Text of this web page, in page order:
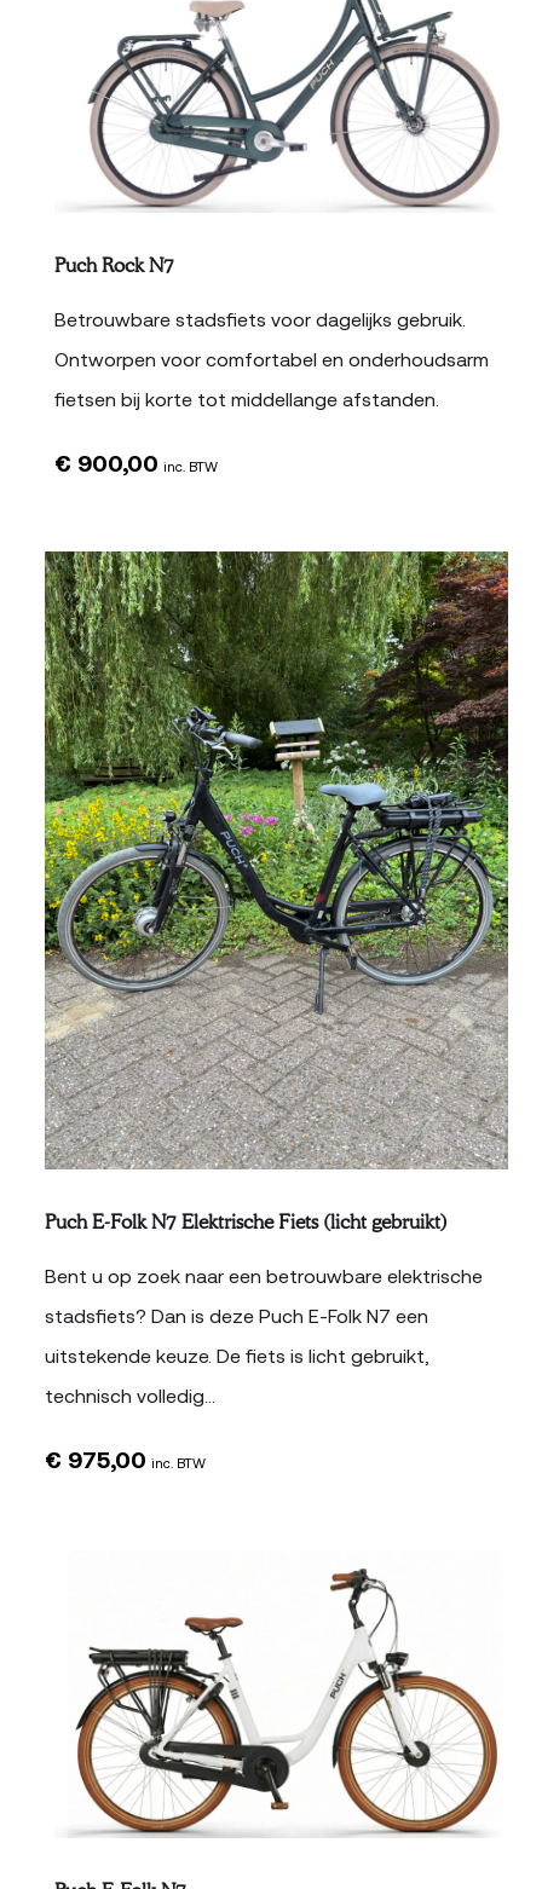
Puch Rock N7
Betrouwbare stadsfiets voor dagelijks gebruik.
Ontworpen voor comfortabel en onderhoudsarm
fietsen bij korte tot middellange afstanden.
€ 900,00 inc. BTW
Puch E-Folk N7 Elektrische Fiets (licht gebruikt)
Bent u op zoek naar een betrouwbare elektrische
stadsfiets? Dan is deze Puch E-Folk N7 een
uitstekende keuze. De fiets is licht gebruikt,
technisch volledig…
€ 975,00 inc. BTW